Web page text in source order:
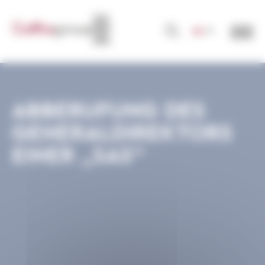
ABBERUFUNG DES
GENERALDIREKTORS
EINER „SAS“